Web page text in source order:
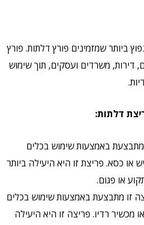
ביותר שמזמינים פורץ דלתות. פורץ
דירות, משרדים ועסקים, תוך שימוש
דלתות:
מתבצעת באמצעות שימוש בכלים
או כסא. פריצת זו היא היעילה ביותר
או פגום.
זו מתבצעת באמצעות שימוש בכלים
מכשיר רדיו. פריצה זו היא היעילה